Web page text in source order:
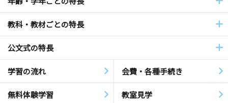
教科・教材ごとの特長
公文式の特長
学習の流れ 会費・各種手続き
無料体験学習 教室見学